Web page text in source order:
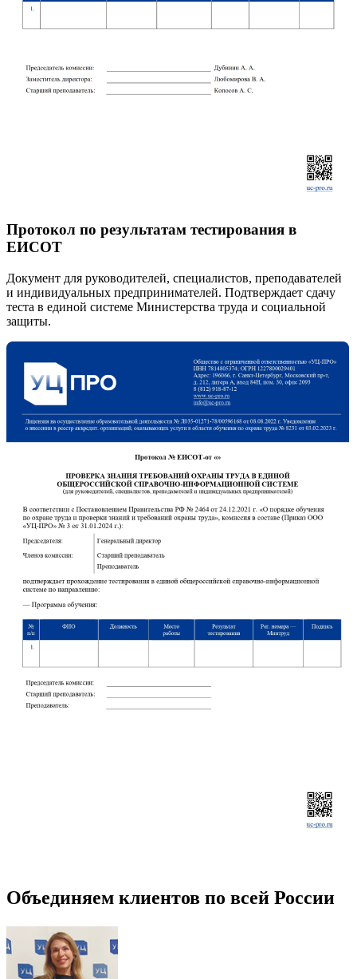
Протокол по результатам тестирования в
ЕИСОТ
Документ для руководителей, специалистов, преподавателей
и индивидуальных предпринимателей. Подтверждает сдачу
теста в единой системе Министерства труда и социальной
защиты.
Объединяем клиентов по всей России